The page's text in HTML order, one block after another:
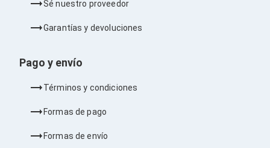
Barras de Sonido
Sonido para Centros de Entretenimiento
Home Theater
Proyección
Proyectores
Accesorios Proyectores
Soportes de Proyectores
Presentadores
Maletines para Proyectores
Pantallas de Proyección
Sé nuestro proveedor
Garantías y devoluciones
Pago y envío
Términos y condiciones
Formas de pago
Formas de envío